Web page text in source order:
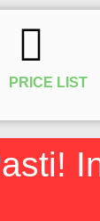
PRICE LIST